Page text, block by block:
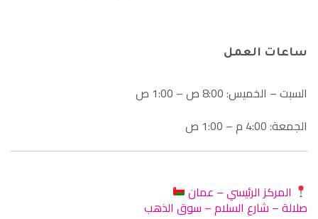
ساعات العمل
السبت – الخميس: 8:00 ص – 1:00 ص
الجمعة: 4:00 م – 1:00 ص
المركز الرئيسي – عمان
صلالة – شارع السلام – سوق الذهب